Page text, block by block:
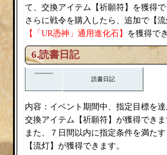
て、交換アイテム【祈願符】を獲得で
さらに戦令を購入したら、追加で【
【「UR憑神」通用進化石】 を獲得で
6.読書日記
読書日記
内容：イベント期間中、指定目標を
交換アイテム【祈願符】が獲得できま
また、７日間以内に指定条件を満た
【流灯】が獲得できます。